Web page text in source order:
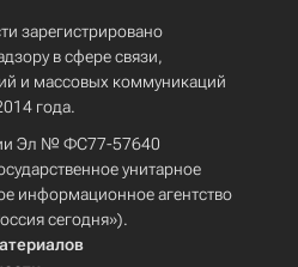
зарегистрировано
в сфере связи,
и массовых коммуникаций
года.
Эл № ФС77-57640
унитарное
информационное агентство
сегодня»).